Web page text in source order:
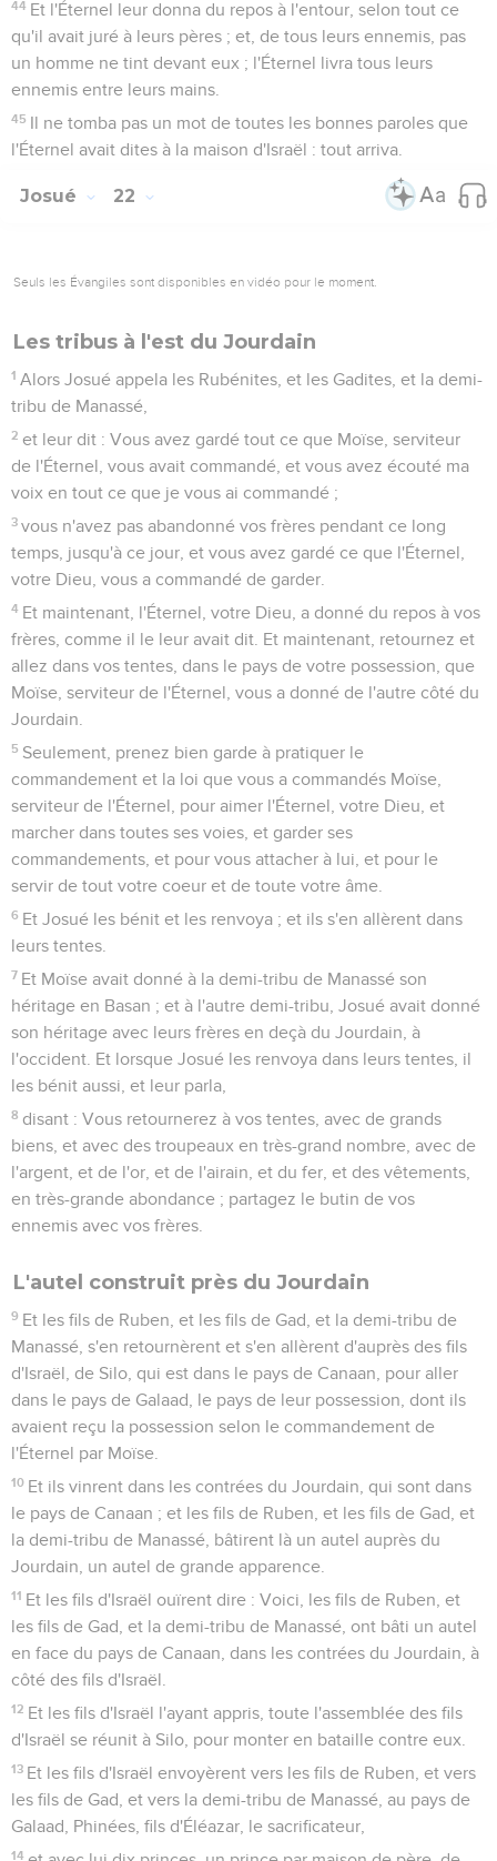
44 Et l'Éternel leur donna du repos à l'entour, selon tout ce
qu'il avait juré à leurs pères ; et, de tous leurs ennemis, pas
un homme ne tint devant eux ; l'Éternel livra tous leurs
ennemis entre leurs mains.
45 Il ne tomba pas un mot de toutes les bonnes paroles que
l'Éternel avait dites à la maison d'Israël : tout arriva.
Josué 22
Seuls les Évangiles sont disponibles en vidéo pour le moment.
Les tribus à l'est du Jourdain
1 Alors Josué appela les Rubénites, et les Gadites, et la demi-
tribu de Manassé,
2 et leur dit : Vous avez gardé tout ce que Moïse, serviteur
de l'Éternel, vous avait commandé, et vous avez écouté ma
voix en tout ce que je vous ai commandé ;
3 vous n'avez pas abandonné vos frères pendant ce long
temps, jusqu'à ce jour, et vous avez gardé ce que l'Éternel,
votre Dieu, vous a commandé de garder.
4 Et maintenant, l'Éternel, votre Dieu, a donné du repos à vos
frères, comme il le leur avait dit. Et maintenant, retournez et
allez dans vos tentes, dans le pays de votre possession, que
Moïse, serviteur de l'Éternel, vous a donné de l'autre côté du
Jourdain.
5 Seulement, prenez bien garde à pratiquer le
commandement et la loi que vous a commandés Moïse,
serviteur de l'Éternel, pour aimer l'Éternel, votre Dieu, et
marcher dans toutes ses voies, et garder ses
commandements, et pour vous attacher à lui, et pour le
servir de tout votre coeur et de toute votre âme.
6 Et Josué les bénit et les renvoya ; et ils s'en allèrent dans
leurs tentes.
7 Et Moïse avait donné à la demi-tribu de Manassé son
héritage en Basan ; et à l'autre demi-tribu, Josué avait donné
son héritage avec leurs frères en deçà du Jourdain, à
l'occident. Et lorsque Josué les renvoya dans leurs tentes, il
les bénit aussi, et leur parla,
8 disant : Vous retournerez à vos tentes, avec de grands
biens, et avec des troupeaux en très-grand nombre, avec de
l'argent, et de l'or, et de l'airain, et du fer, et des vêtements,
en très-grande abondance ; partagez le butin de vos
ennemis avec vos frères.
L'autel construit près du Jourdain
9 Et les fils de Ruben, et les fils de Gad, et la demi-tribu de
Manassé, s'en retournèrent et s'en allèrent d'auprès des fils
d'Israël, de Silo, qui est dans le pays de Canaan, pour aller
dans le pays de Galaad, le pays de leur possession, dont ils
avaient reçu la possession selon le commandement de
l'Éternel par Moïse.
10 Et ils vinrent dans les contrées du Jourdain, qui sont dans
le pays de Canaan ; et les fils de Ruben, et les fils de Gad, et
la demi-tribu de Manassé, bâtirent là un autel auprès du
Jourdain, un autel de grande apparence.
11 Et les fils d'Israël ouïrent dire : Voici, les fils de Ruben, et
les fils de Gad, et la demi-tribu de Manassé, ont bâti un autel
en face du pays de Canaan, dans les contrées du Jourdain, à
côté des fils d'Israël.
12 Et les fils d'Israël l'ayant appris, toute l'assemblée des fils
d'Israël se réunit à Silo, pour monter en bataille contre eux.
13 Et les fils d'Israël envoyèrent vers les fils de Ruben, et vers
les fils de Gad, et vers la demi-tribu de Manassé, au pays de
Galaad, Phinées, fils d'Éléazar, le sacrificateur,
14